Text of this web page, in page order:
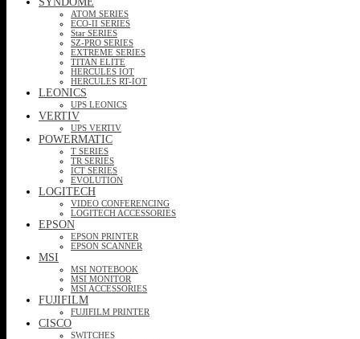
ATOM SERIES
ECO-II SERIES
Star SERIES
SZ-PRO SERIES
EXTREME SERIES
TITAN ELITE
HERCULES IOT
HERCULES RT-IOT
LEONICS
UPS LEONICS
VERTIV
UPS VERTIV
POWERMATIC
T SERIES
TR SERIES
ICT SERIES
EVOLUTION
LOGITECH
VIDEO CONFERENCING
LOGITECH ACCESSORIES
EPSON
EPSON PRINTER
EPSON SCANNER
MSI
MSI NOTEBOOK
MSI MONITOR
MSI ACCESSORIES
FUJIFILM
FUJIFILM PRINTER
CISCO
SWITCHES